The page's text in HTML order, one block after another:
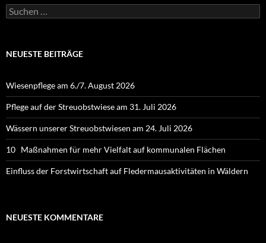
Suchen
nach:
NEUESTE BEITRÄGE
Wiesenpflege am 6./7. August 2026
Pflege auf der Streuobstwiese am 31. Juli 2026
Wässern unserer Streuobstwiesen am 24. Juli 2026
10 Maßnahmen für mehr Vielfalt auf kommunalen Flächen
Einfluss der Forstwirtschaft auf Fledermausaktivitäten in Wäldern
NEUESTE KOMMENTARE